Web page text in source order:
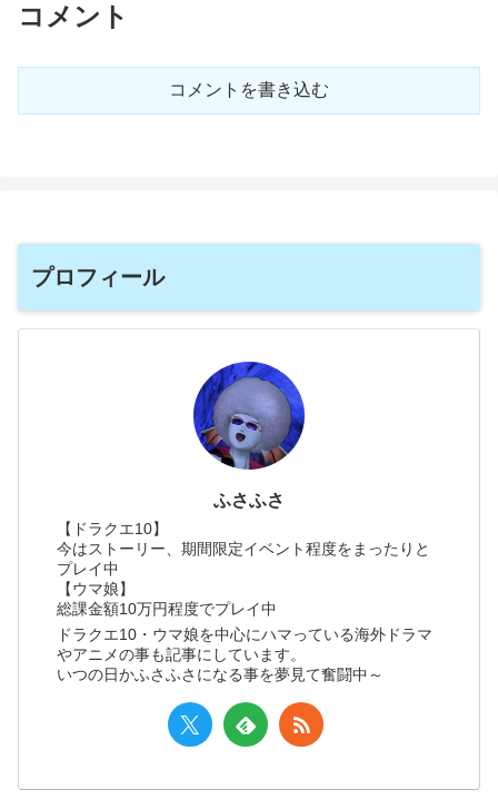
コメント
コメントを書き込む
プロフィール
ふさふさ
【ドラクエ10】
今はストーリー、期間限定イベント程度をまったりと
プレイ中
【ウマ娘】
総課金額10万円程度でプレイ中
ドラクエ10・ウマ娘を中心にハマっている海外ドラマ
やアニメの事も記事にしています。
いつの日かふさふさになる事を夢見て奮闘中～